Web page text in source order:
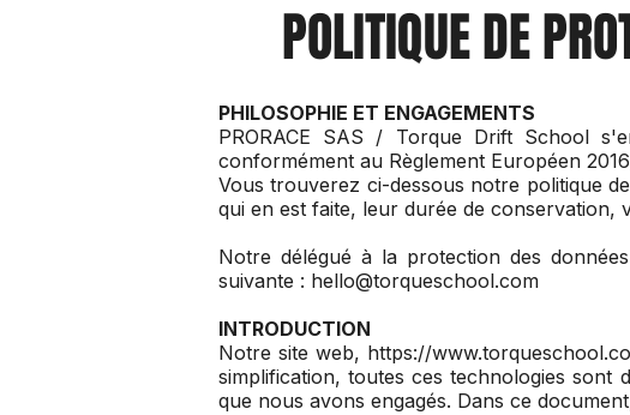
POLITIQUE DE
PHILOSOPHIE ET ENGAGEMENTS
PRORACE SAS / Torque Drift School
conformément au Règlement Européen
Vous trouverez ci-dessous notre politique
qui en est faite, leur durée de conservation,
Notre délégué à la protection des
suivante : hello@torqueschool.com
INTRODUCTION
Notre site web, https://
simplification, toutes ces technologies sont
que nous avons engagés. Dans ce